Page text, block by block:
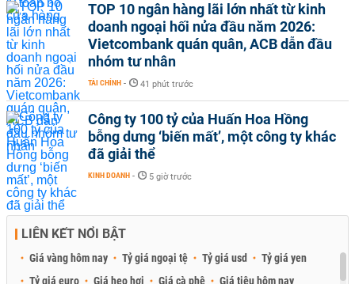
TOP 10 ngân hàng lãi lớn nhất từ kinh
doanh ngoại hối nửa đầu năm 2026:
Vietcombank quán quân, ACB dẫn đầu
nhóm tư nhân
TÀI CHÍNH - 41 phút trước
Công ty 100 tỷ của Huấn Hoa Hồng
bỗng dưng ‘biến mất’, một công ty khác
đã giải thể
KINH DOANH - 5 giờ trước
LIÊN KẾT NỔI BẬT
Giá vàng hôm nay Tỷ giá ngoại tệ Tỷ giá usd
Tỷ giá yen
Tỷ giá euro
Giá heo hơi Giá cà phê Giá tiêu hôm nay